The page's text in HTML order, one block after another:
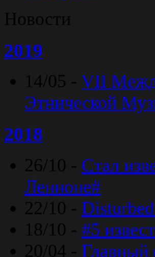
Новости
2019
14/05 - VII
Этнической
2018
26/10 - Стал
Ленноне#
22/10 -
18/10 - #5
20/04 - Главный